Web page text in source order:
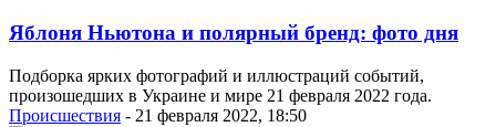
Яблоня Ньютона и полярный бренд: фото дня
Подборка ярких фотографий и иллюстраций событий,
произошедших в Украине и мире 21 февраля 2022 года.
Проиcшествия - 21 февраля 2022, 18:50